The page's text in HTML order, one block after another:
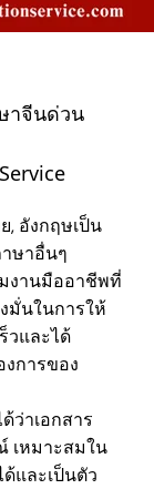
าจีนด่วน
, อังกฤษเป็น
ษาอื่นๆ
งานมืออาชีพที่
มั่นในการให้
วและได้
การของ
ว่าเอกสาร
เหมาะสมใน
และเป็นตัว